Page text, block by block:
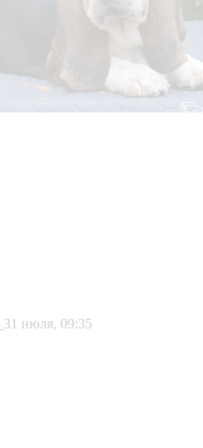
31 июля, 09:35